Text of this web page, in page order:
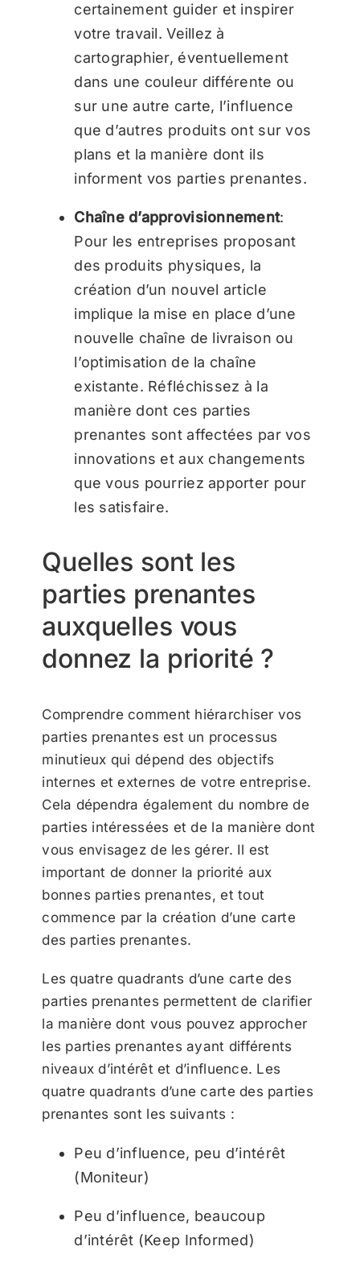
certainement guider et inspirer
votre travail. Veillez à
cartographier, éventuellement
dans une couleur différente ou
sur une autre carte, l’influence
que d’autres produits ont sur vos
plans et la manière dont ils
informent vos parties prenantes.
Chaîne d’approvisionnement:
Pour les entreprises proposant
des produits physiques, la
création d’un nouvel article
implique la mise en place d’une
nouvelle chaîne de livraison ou
l’optimisation de la chaîne
existante. Réfléchissez à la
manière dont ces parties
prenantes sont affectées par vos
innovations et aux changements
que vous pourriez apporter pour
les satisfaire.
Quelles sont les
parties prenantes
auxquelles vous
donnez la priorité ?
Comprendre comment hiérarchiser vos
parties prenantes est un processus
minutieux qui dépend des objectifs
internes et externes de votre entreprise.
Cela dépendra également du nombre de
parties intéressées et de la manière dont
vous envisagez de les gérer. Il est
important de donner la priorité aux
bonnes parties prenantes, et tout
commence par la création d’une carte
des parties prenantes.
Les quatre quadrants d’une carte des
parties prenantes permettent de clarifier
la manière dont vous pouvez approcher
les parties prenantes ayant différents
niveaux d’intérêt et d’influence. Les
quatre quadrants d’une carte des parties
prenantes sont les suivants :
Peu d’influence, peu d’intérêt
(Moniteur)
Peu d’influence, beaucoup
d’intérêt (Keep Informed)